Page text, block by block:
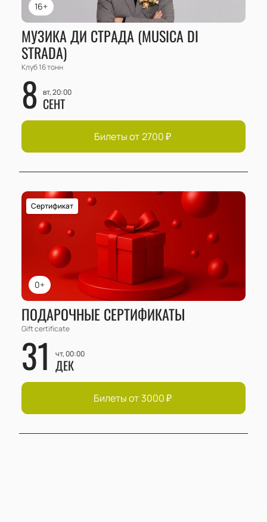
16+
МУЗИКА ДИ СТРАДА (MUSICA DI
STRADA)
Клуб 16 тонн
8 вт, 20:00
СЕНТ
Билеты от 2700₽
0+
Сертификат
ПОДАРОЧНЫЕ СЕРТИФИКАТЫ
Gift certificate
31 чт, 00:00
ДЕК
Билеты от 3000₽